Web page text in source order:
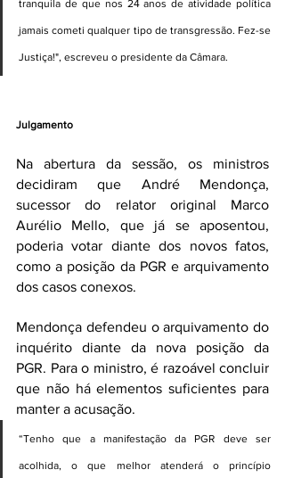
tranquila de que nos 24 anos de atividade política
jamais cometi qualquer tipo de transgressão. Fez-se
Justiça!", escreveu o presidente da Câmara.
Julgamento
Na abertura da sessão, os ministros
decidiram que André Mendonça,
sucessor do relator original Marco
Aurélio Mello, que já se aposentou,
poderia votar diante dos novos fatos,
como a posição da PGR e arquivamento
dos casos conexos.
Mendonça defendeu o arquivamento do
inquérito diante da nova posição da
PGR. Para o ministro, é razoável concluir
que não há elementos suficientes para
manter a acusação.
“Tenho que a manifestação da PGR deve ser
acolhida, o que melhor atenderá o princípio